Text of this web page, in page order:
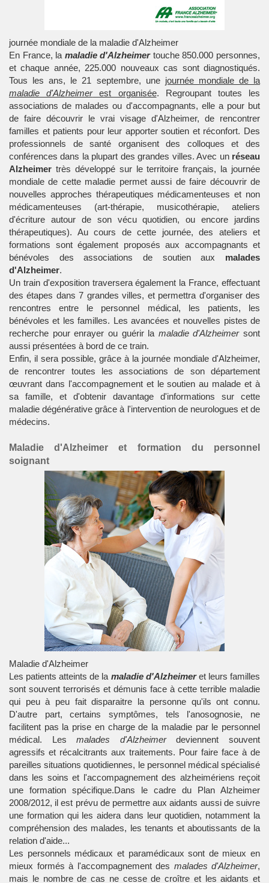
journée mondiale de la maladie d'Alzheimer
En France, la maladie d'Alzheimertouche 850.000 personnes,
et chaque année, 225.000 nouveaux cas sont diagnostiqués.
Tous les ans, le 21 septembre, une journée mondiale de la
maladie d'Alzheimerest organisée. Regroupant toutes les
associations de malades ou d'accompagnants, elle a pour but
de faire découvrir le vrai visage d'Alzheimer, de rencontrer
familles et patients pour leur apporter soutien et réconfort. Des
professionnels de santé organisent des colloques et des
conférences dans la plupart des grandes villes. Avec un réseau
Alzheimer très développé sur le territoire français, la journée
mondiale de cette maladie permet aussi de faire découvrir de
nouvelles approches thérapeutiques médicamenteuses et non
médicamenteuses (art-thérapie, musicothérapie, ateliers
d'écriture autour de son vécu quotidien, ou encore jardins
thérapeutiques). Au cours de cette journée, des ateliers et
formations sont également proposés aux accompagnants et
bénévoles des associations de soutien aux malades
d'Alzheimer.
Un train d'exposition traversera également la France, effectuant
des étapes dans 7 grandes villes, et permettra d'organiser des
rencontres entre le personnel médical, les patients, les
bénévoles et les familles. Les avancées et nouvelles pistes de
recherche pour enrayer ou guérir la maladie d'Alzheimersont
aussi présentées à bord de ce train.
Enfin, il sera possible, grâce à la journée mondiale d'Alzheimer,
de rencontrer toutes les associations de son département
œuvrant dans l'accompagnement et le soutien au malade et à
sa famille, et d'obtenir davantage d'informations sur cette
maladie dégénérative grâce à l'intervention de neurologues et de
médecins.
Maladie d'Alzheimer et formation du personnel
soignant
Maladie d'Alzheimer
Les patients atteints de la maladie d'Alzheimeret leurs familles
sont souvent terrorisés et démunis face à cette terrible maladie
qui peu à peu fait disparaitre la personne qu'ils ont connu.
D'autre part, certains symptômes, tels l'anosognosie, ne
facilitent pas la prise en charge de la maladie par le personnel
médical. Lesmalades d'Alzheimerdeviennent souvent
agressifs et récalcitrants aux traitements. Pour faire face à de
pareilles situations quotidiennes, le personnel médical spécialisé
dans les soins et l'accompagnement des alzheimériens reçoit
une formation spécifique.Dans le cadre du Plan Alzheimer
2008/2012, il est prévu de permettre aux aidants aussi de suivre
une formation qui les aidera dans leur quotidien, notamment la
compréhension des malades, les tenants et aboutissants de la
relation d'aide...
Les personnels médicaux et paramédicaux sont de mieux en
mieux formés à l'accompagnement des malades d'Alzheimer,
mais le nombre de cas ne cesse de croître et les aidants et